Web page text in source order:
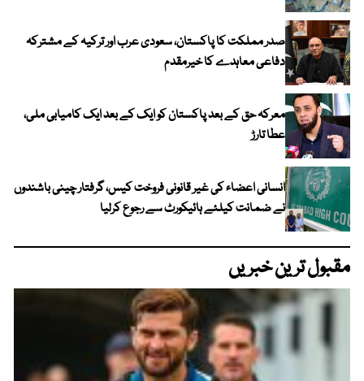
صدر مملکت کا پاکستان، سعودی عرب اور ترکیہ کے مشترکہ
دفاعی معاہدے کا خیرمقدم
معرکہ حق کے بعد پاکستان کو ایک کے بعد ایک کامیابی ملی،
عطا تارڑ
انسانی اعضاء کی غیر قانونی فروخت کیس، گرفتار چینی باشندوں
نے ضمانت کیلئے ہائیکورٹ سے رجوع کرلیا
مقبول ترین خبریں